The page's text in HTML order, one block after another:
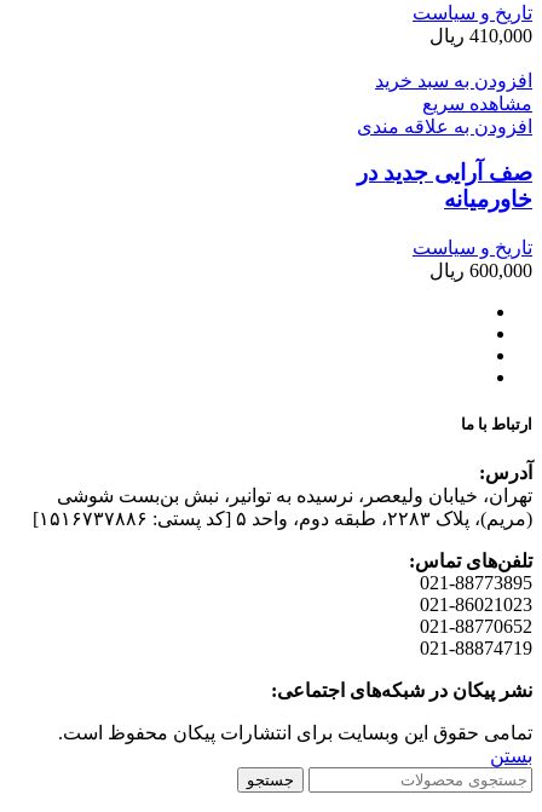
تاریخ و سیاست
410,000 ریال
افزودن به سبد خرید
مشاهده سریع
افزودن به علاقه مندی
صف آرایی جدید در
خاورمیانه
تاریخ و سیاست
600,000 ریال
ارتباط با ما
آدرس:
تهران، خیابان وليعصر، نرسيده به توانير، نبش بن‌بست شوشی
(مريم)، پلاک ۲۲۸۳، طبقه دوم، واحد ۵ [کد پستی: ۱۵۱۶۷۳۷۸۸۶]
تلفن‌های تماس:
021-88773895
021-86021023
021-88770652
021-88874719
نشر پیکان در شبکه‌های اجتماعی:
تمامی حقوق این وبسایت برای انتشارات پیکان محفوظ است.
بستن
جستجو